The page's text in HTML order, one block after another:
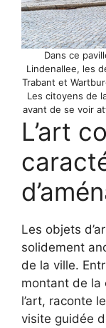
Dans ce
Lindenallee, les
Trabant et
Les citoyens de
avant de se voir
L’art
Les objets
solidement
de la ville.
montant de la
l’art, raconte
visite guidée